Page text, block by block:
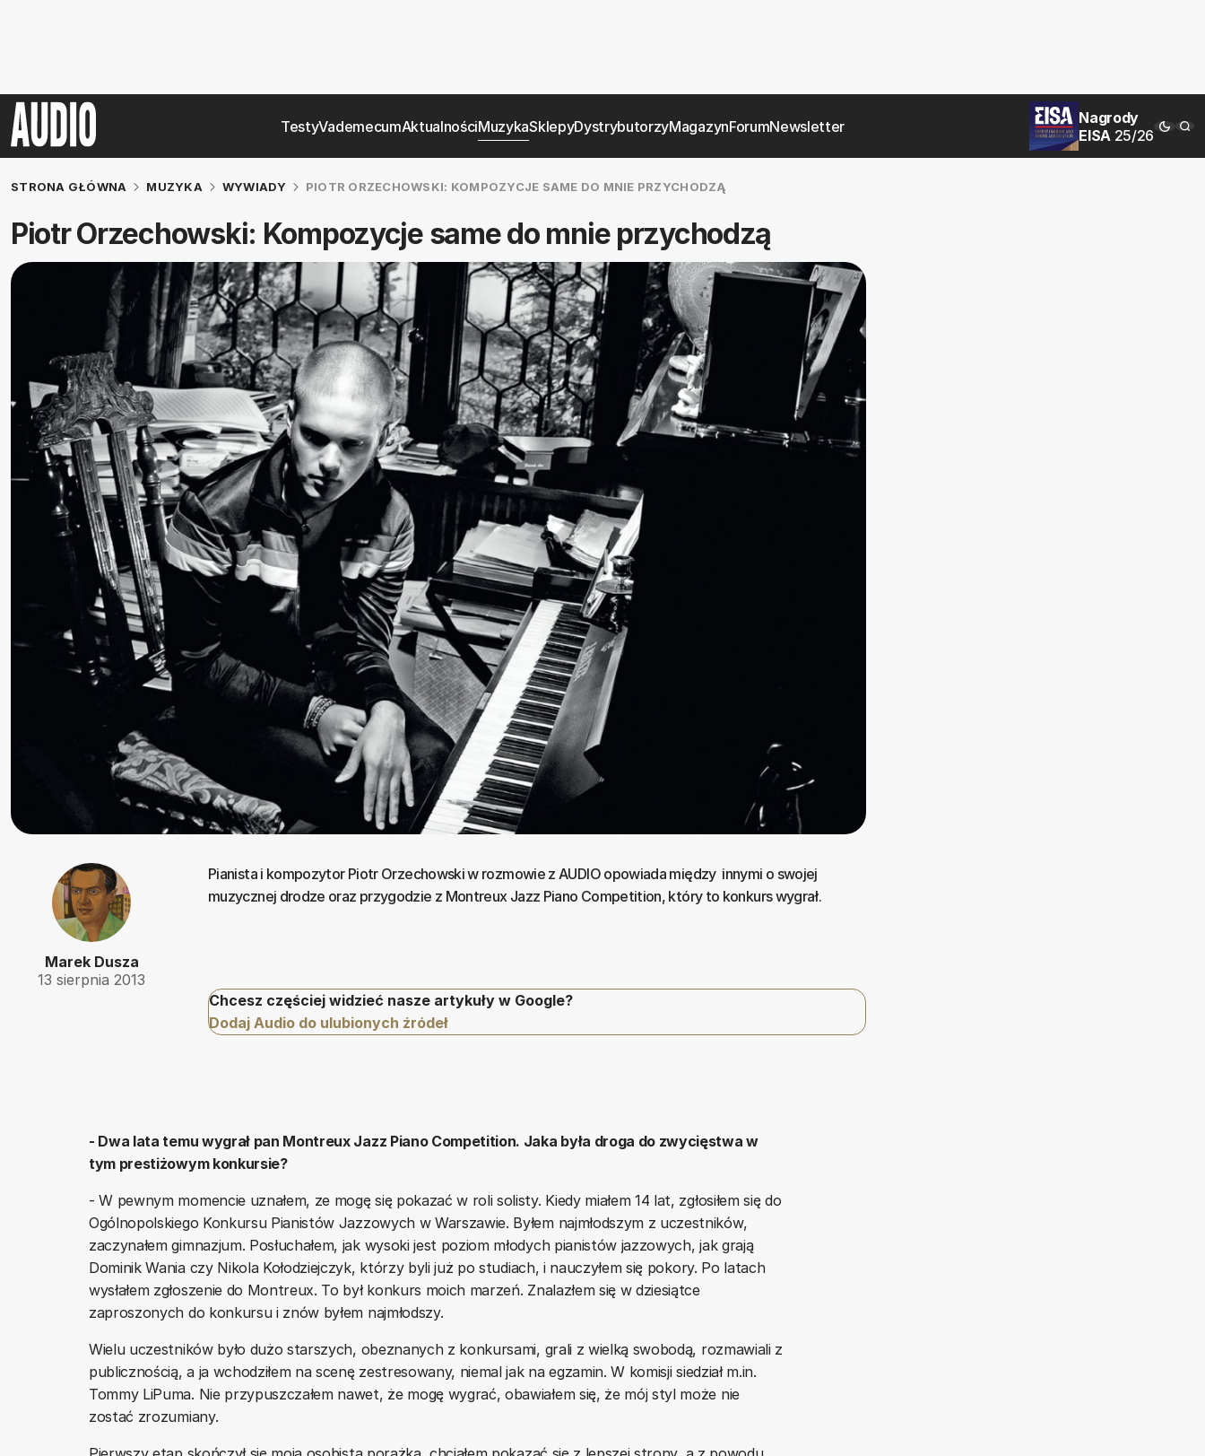
TestyVademecumAktualnościMuzykaSklepyDystrybutorzyMagazynForumNewsletter
Nagrody
EISA 25/26
STRONA GŁÓWNA MUZYKA WYWIADY PIOTR ORZECHOWSKI: KOMPOZYCJE SAME DO MNIE PRZYCHODZĄ
Piotr Orzechowski: Kompozycje same do mnie przychodzą
Marek Dusza
13 sierpnia 2013
Pianista i kompozytor Piotr Orzechowski w rozmowie z AUDIO opowiada między innymi o swojej
muzycznej drodze oraz przygodzie z Montreux Jazz Piano Competition, który to konkurs wygrał.
Chcesz częściej widzieć nasze artykuły w Google?
Dodaj Audio do ulubionych źródeł
- Dwa lata temu wygrał pan Montreux Jazz Piano Competition. Jaka była droga do zwycięstwa w
tym prestiżowym konkursie?
- W pewnym momencie uznałem, ze mogę się pokazać w roli solisty. Kiedy miałem 14 lat, zgłosiłem się do
Ogólnopolskiego Konkursu Pianistów Jazzowych w Warszawie. Byłem najmłodszym z uczestników,
zaczynałem gimnazjum. Posłuchałem, jak wysoki jest poziom młodych pianistów jazzowych, jak grają
Dominik Wania czy Nikola Kołodziejczyk, którzy byli już po studiach, i nauczyłem się pokory. Po latach
wysłałem zgłoszenie do Montreux. To był konkurs moich marzeń. Znalazłem się w dziesiątce
zaproszonych do konkursu i znów byłem najmłodszy.
Wielu uczestników było dużo starszych, obeznanych z konkursami, grali z wielką swobodą, rozmawiali z
publicznością, a ja wchodziłem na scenę zestresowany, niemal jak na egzamin. W komisji siedział m.in.
Tommy LiPuma. Nie przypuszczałem nawet, że mogę wygrać, obawiałem się, że mój styl może nie
zostać zrozumiany.